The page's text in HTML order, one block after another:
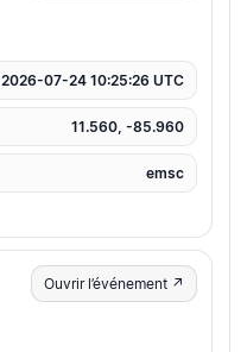
2026-07-24 10:25:26 UTC
11.560, -85.960
emsc
Ouvrir l’événement ↗